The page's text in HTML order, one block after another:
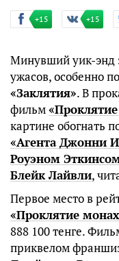
+15 +15
Минувший уик-энд
ужасов, особенно
«Заклятия». В
фильм
картине обогнать
«Агента Джонни
Роуэном
Блейк Лайвли,
Первое место в
«Проклятие
888 100 тенге.
приквелом